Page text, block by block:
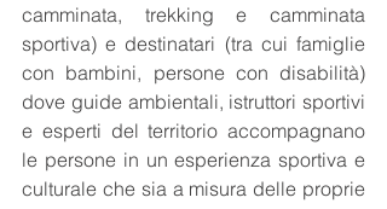
camminata, trekking e camminata
sportiva) e destinatari (tra cui famiglie
con bambini, persone con disabilità)
dove guide ambientali, istruttori sportivi
e esperti del territorio accompagnano
le persone in un esperienza sportiva e
culturale che sia a misura delle proprie